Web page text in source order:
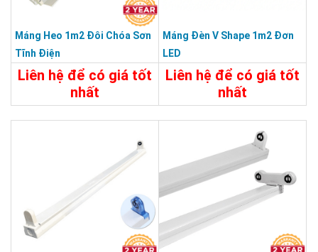
Máng Heo 1m2 Đôi Chóa Sơn
Tĩnh Điện
Liên hệ để có giá tốt
nhất
115.000đ
Máng Đèn V Shape 1m2 Đơn
LED
Liên hệ để có giá tốt
nhất